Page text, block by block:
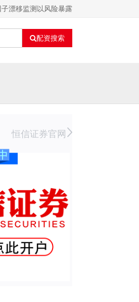
漂移监测以风险暴露
配资搜索
恒信证券官网